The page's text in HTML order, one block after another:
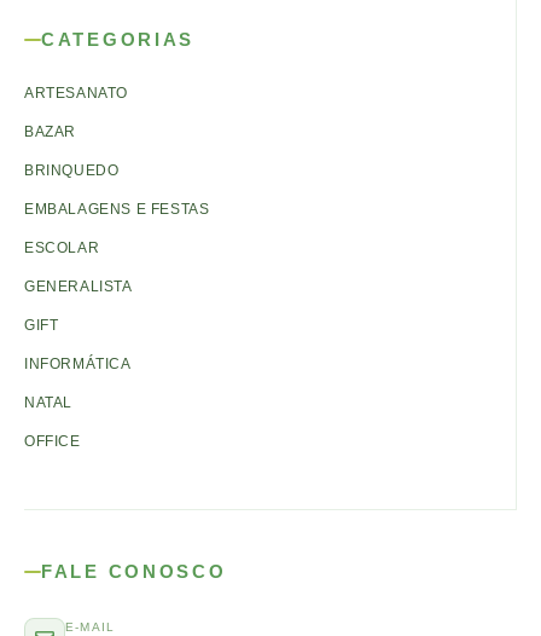
CATEGORIAS
ARTESANATO
BAZAR
BRINQUEDO
EMBALAGENS E FESTAS
ESCOLAR
GENERALISTA
GIFT
INFORMÁTICA
NATAL
OFFICE
FALE CONOSCO
E-MAIL